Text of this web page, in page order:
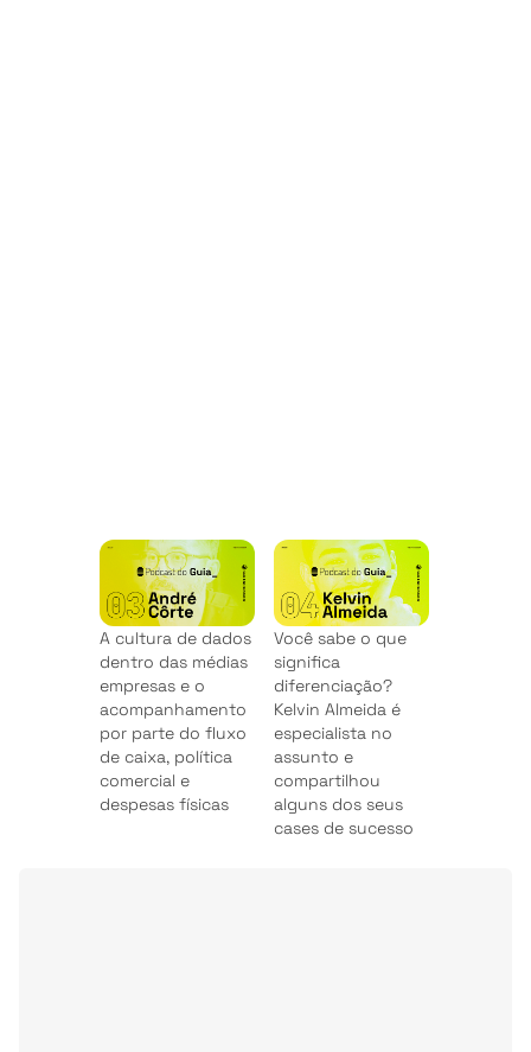
A cultura de dados
dentro das médias
empresas e o
acompanhamento
por parte do fluxo
de caixa, política
comercial e
despesas físicas
Você sabe o que
significa
diferenciação?
Kelvin Almeida é
especialista no
assunto e
compartilhou
alguns dos seus
cases de sucesso